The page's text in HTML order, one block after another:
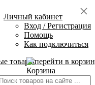
Личный кабинет
Вход / Регистрация
Помощь
Как подключиться
Корзина